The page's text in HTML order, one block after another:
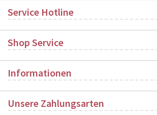
Service Hotline
Shop Service
Informationen
Unsere Zahlungsarten